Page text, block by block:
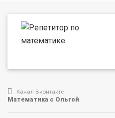
Канал Вконтакте
Математика с Ольгой